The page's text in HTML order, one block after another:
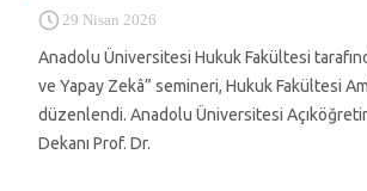
29 Nisan 2026
Anadolu Üniversitesi Hukuk Fakültesi
ve Yapay Zekâ” semineri, Hukuk Fakültesi
düzenlendi. Anadolu Üniversitesi
Dekanı Prof. Dr.